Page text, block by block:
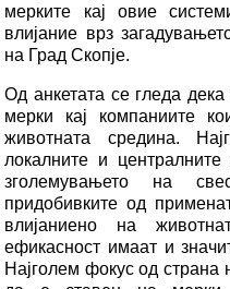
мерките кај овие
влијание врз
на Град Скопје.
Од анкетата се гледа
мерки кај компаниите
животната средина.
локалните и
зголемувањето на
придобивките од
влијаниено на
ефикасност имаат и
Најголем фокус од страна